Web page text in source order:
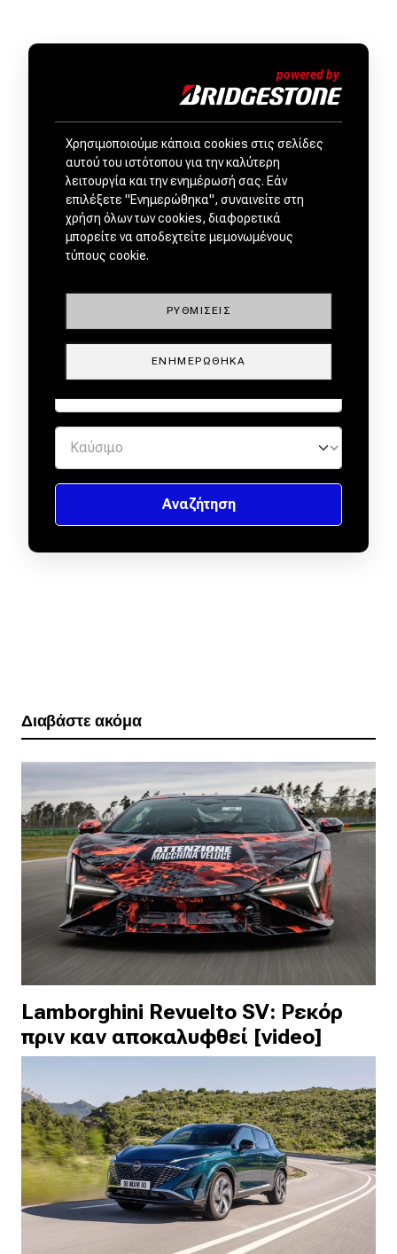
ΜΕΤΑΧΕΙΡΙΣΜΕΝΑ ΑΠΟ
ΕΜΠΙΣΤΟΥΣ ΕΜΠΟΡΟΥΣ by
Διαβάστε ακόμα
Lamborghini Revuelto SV: Ρεκόρ
πριν καν αποκαλυφθεί [video]
Χρησιμοποιούμε κάποια cookies στις σελίδες
αυτού του ιστότοπου για την καλύτερη
λειτουργία και την ενημέρωσή σας. Εάν
επιλέξετε "Ενημερώθηκα", συναινείτε στη
χρήση όλων των cookies, διαφορετικά
μπορείτε να αποδεχτείτε μεμονωμένους
τύπους cookie.
ΡΥΘΜΊΣΕΙΣ
ΕΝΗΜΕΡΏΘΗΚΑ